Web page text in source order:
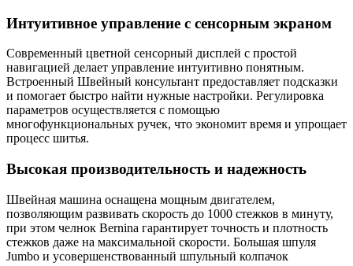
Интуитивное управление с сенсорным экраном
Современный цветной сенсорный дисплей с простой
навигацией делает управление интуитивно понятным.
Встроенный Швейный консультант предоставляет подсказки
и помогает быстро найти нужные настройки. Регулировка
параметров осуществляется с помощью
многофункциональных ручек, что экономит время и упрощает
процесс шитья.
Высокая производительность и надежность
Швейная машина оснащена мощным двигателем,
позволяющим развивать скорость до 1000 стежков в минуту,
при этом челнок Bernina гарантирует точность и плотность
стежков даже на максимальной скорости. Большая шпуля
Jumbo и усовершенствованный шпульный колпачок